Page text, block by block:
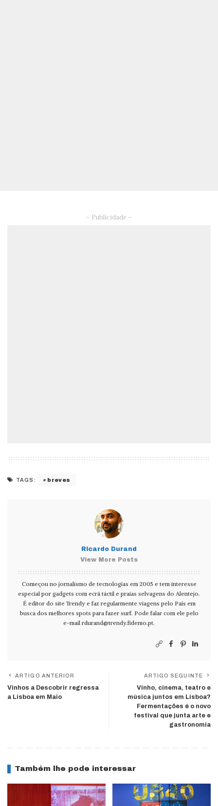
– Publicidade –
TAGS: breves
Ricardo Durand
View More Posts
Começou no jornalismo de tecnologias em 2005 e tem interesse
especial por gadgets com ecrã táctil e praias selvagens do Alentejo.
É editor do site Trendy e faz regularmente viagens pelo País em
busca dos melhores spots para fazer surf. Pode falar com ele pelo
e-mail rdurand@trendy.fidemo.pt.
ARTIGO ANTERIOR
Vinhos a Descobrir regressa
a Lisboa em Maio
ARTIGO SEGUINTE
Vinho, cinema, teatro e
música juntos em Lisboa?
Fermentações é o novo
festival que junta arte e
gastronomia
Também lhe pode interessar